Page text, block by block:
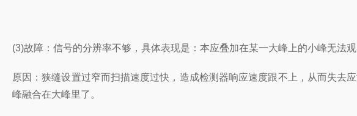
(3)故障：信号的分辨率不够，具体表现是：本应叠加在某一大峰上的小峰无法观
原因：狭缝设置过窄而扫描速度过快，造成检测器响应速度跟不上，从而失
峰融合在大峰里了。